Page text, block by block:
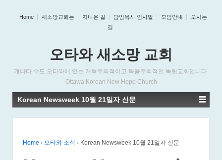
Home 새소망교회는 지나온 길 담임목사 인사말 모임안내
오시는
길
오타와 새소망 교회
캐나다 수도 오타와에 있는 개혁주의적이고 복음주의적인 독립교회입니다.
Ottawa Korean New Hope Church
Korean Newsweek 10월 21일자 신문
Home › 오타와 소식 › Korean Newsweek 10월 21일자 신문